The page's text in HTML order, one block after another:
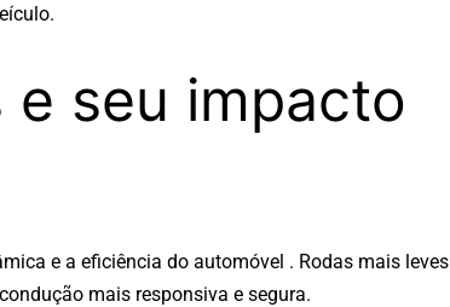
e seu impacto
e a eficiência do automóvel . Rodas mais leves
mais responsiva e segura.